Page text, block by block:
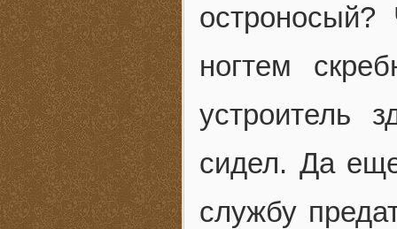
ногтем
устроитель
сидел. Да
службу